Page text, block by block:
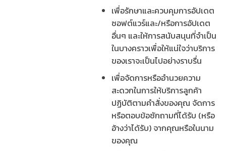
เพื่อรักษาและควบคุมการอัปเดต
ซอฟต์แวร์และ/หรือการอัปเดต
อื่นๆ และให้การสนับสนุนที่จำเป็น
ในบางคราวเพื่อให้แน่ใจว่าบริการ
ของเราจะเป็นไปอย่างราบรื่น
เพื่อจัดการหรืออำนวยความ
สะดวกในการให้บริการลูกค้า
ปฏิบัติตามคำสั่งของคุณ จัดการ
หรือตอบข้อซักถามที่ได้รับ (หรือ
อ้างว่าได้รับ) จากคุณหรือในนาม
ของคุณ